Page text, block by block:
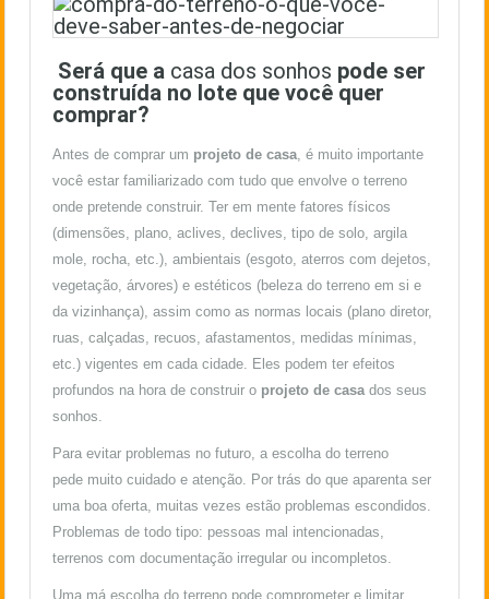
Será que a casa dos sonhos pode ser
construída no lote que você quer
comprar?
Antes de comprar um projeto de casa , é muito importante
você estar familiarizado com tudo que envolve o terreno
onde pretende construir. Ter em mente fatores físicos
(dimensões, plano, aclives, declives, tipo de solo, argila
mole, rocha, etc.), ambientais (esgoto, aterros com dejetos,
vegetação, árvores) e estéticos (beleza do terreno em si e
da vizinhança), assim como as normas locais (plano diretor,
ruas, calçadas, recuos, afastamentos, medidas mínimas,
etc.) vigentes em cada cidade. Eles podem ter efeitos
profundos na hora de construir o projeto de casa dos seus
sonhos.
Para evitar problemas no futuro, a escolha do terreno
pede muito cuidado e atenção. Por trás do que aparenta ser
uma boa oferta, muitas vezes estão problemas escondidos.
Problemas de todo tipo: pessoas mal intencionadas,
terrenos com documentação irregular ou incompletos.
Uma má escolha do terreno pode comprometer e limitar